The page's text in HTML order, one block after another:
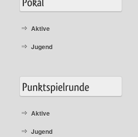
Aktive
Jugend
Aktive
Jugend